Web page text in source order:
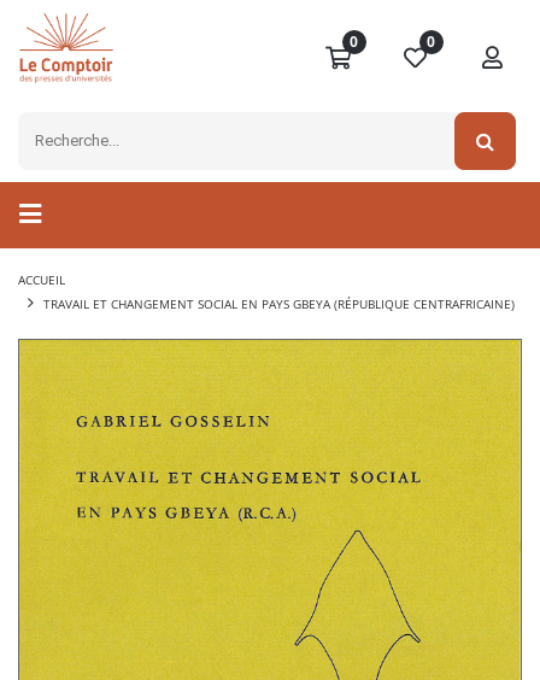
0 0
ACCUEIL
TRAVAIL ET CHANGEMENT SOCIAL EN PAYS GBEYA (RÉPUBLIQUE CENTRAFRICAINE)